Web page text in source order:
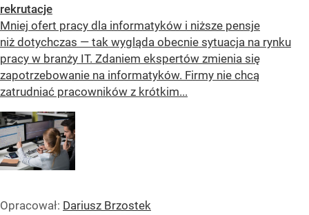
rekrutacje
Mniej ofert pracy dla informatyków i niższe pensje
niż dotychczas — tak wygląda obecnie sytuacja na rynku
pracy w branży IT. Zdaniem ekspertów zmienia się
zapotrzebowanie na informatyków. Firmy nie chcą
zatrudniać pracowników z krótkim...
Opracował: Dariusz Brzostek